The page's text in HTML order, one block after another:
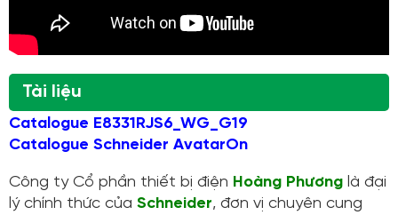
Tài liệu
Catalogue E8331RJS6_WG_G19
Catalogue Schneider AvatarOn
Công ty Cổ phần thiết bị điện Hoàng Phương là đại
lý chính thức của Schneider, đơn vị chuyên cung